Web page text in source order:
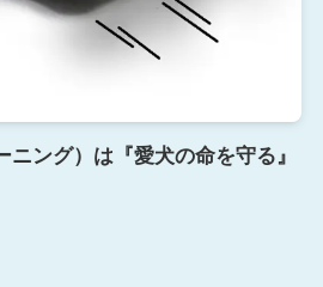
ニング）は『愛犬の命を守る』